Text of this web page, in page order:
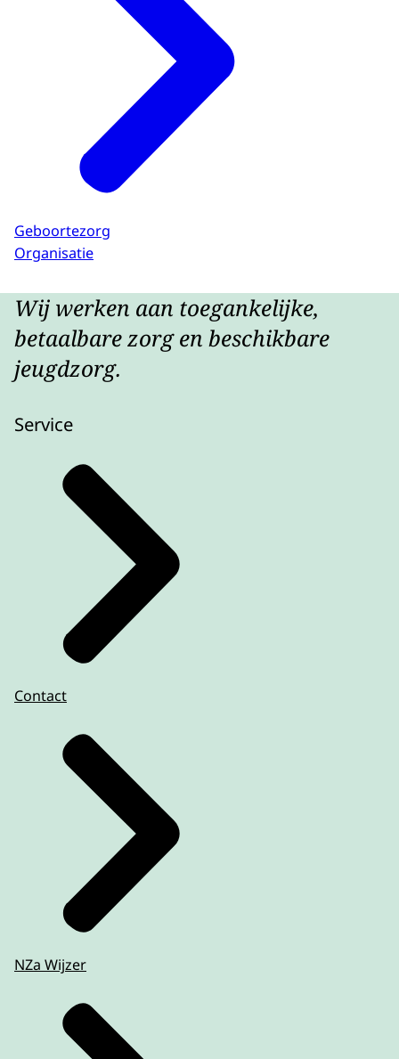
Geboortezorg
Organisatie
Wij werken aan toegankelijke,
betaalbare zorg en beschikbare
jeugdzorg.
Service
Contact
NZa Wijzer